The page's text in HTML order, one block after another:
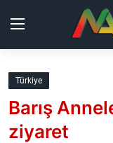
Kurdistan
Bölgeler
Türkiye
Barış
ziyaret